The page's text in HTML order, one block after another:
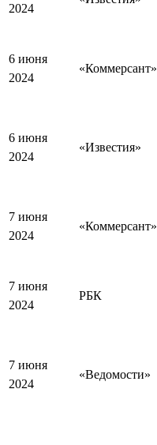
2024
6 июня
2024
«Коммерсант»
6 июня
2024
«Известия»
7 июня
2024
«Коммерсант»
7 июня
2024
РБК
7 июня
2024
«Ведомости»